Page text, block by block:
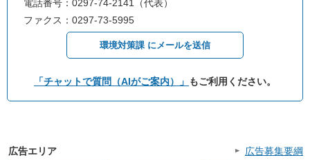
電話番号：0297-74-2141（代表）
ファクス：0297-73-5995
環境対策課 にメールを送信
「チャットで質問（AIがご案内）」 もご利用ください。
広告エリア 広告募集要綱